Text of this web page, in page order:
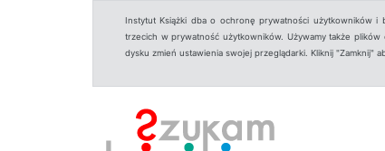
Instytut Książki dba o ochronę prywatności użytkowników i
trzecich w prywatność użytkowników. Używamy także
dysku zmień ustawienia swojej przeglądarki. Kliknij "Zamknij"